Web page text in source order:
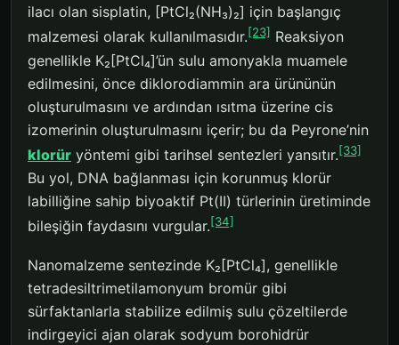
ilacı olan sisplatin, [PtCl₂(NH₃)₂] için başlangıç ​​
malzemesi olarak kullanılmasıdır.[23] Reaksiyon
genellikle K₂[PtCl₄]’ün sulu amonyakla muamele
edilmesini, önce diklorodiammin ara ürününün
oluşturulmasını ve ardından ısıtma üzerine cis
izomerinin oluşturulmasını içerir; bu da Peyrone’nin
klorür yöntemi gibi tarihsel sentezleri yansıtır.[33]
Bu yol, DNA bağlanması için korunmuş klorür
labilliğine sahip biyoaktif Pt(II) türlerinin üretiminde
bileşiğin faydasını vurgular.[34]
Nanomalzeme sentezinde K₂[PtCl₄], genellikle
tetradesiltrimetilamonyum bromür gibi
sürfaktanlarla stabilize edilmiş sulu çözeltilerde
indirgeyici ajan olarak sodyum borohidrür